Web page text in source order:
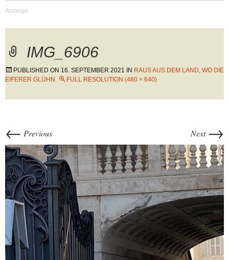
IMG_6906
PUBLISHED ON 16. SEPTEMBER 2021 IN RAUS AUS DEM LAND, WO DIE
EIFERER GLÜHN
FULL RESOLUTION (480 × 640)
← Previous Next →